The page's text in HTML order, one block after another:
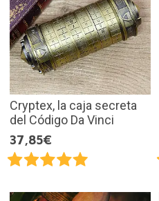
Cryptex, la caja secreta
del Código Da Vinci
37,85€